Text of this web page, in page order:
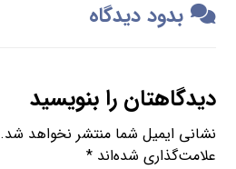
بدود دیدگاه
دیدگاهتان را بنویسید
نشانی ایمیل شما منتشر نخواهد شد.
علامت‌گذاری شده‌اند*